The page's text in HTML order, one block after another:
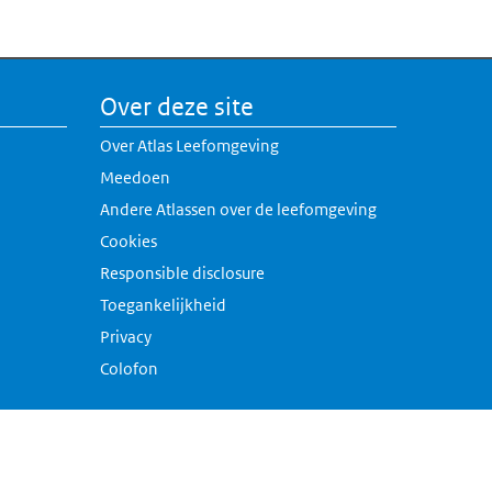
Over deze site
Over Atlas Leefomgeving
Meedoen
Andere Atlassen over de leefomgeving
Cookies
Responsible disclosure
Toegankelijkheid
Privacy
Colofon